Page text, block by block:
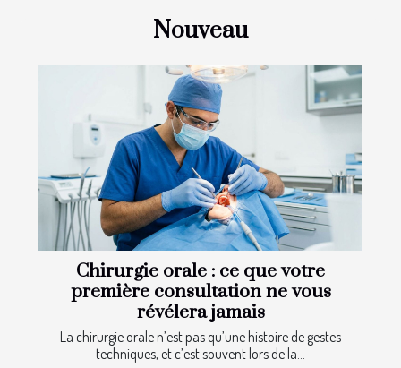
Nouveau
Chirurgie orale : ce que votre
première consultation ne vous
révélera jamais
La chirurgie orale n’est pas qu’une histoire de gestes
techniques, et c’est souvent lors de la...